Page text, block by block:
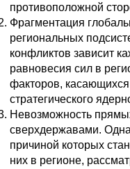
противоположной
Фрагментация
региональных
конфликтов зависит
равновесия сил в
факторов, касающихся
стратегического
Невозможность
сверхдержавами.
причиной которых
них в регионе,